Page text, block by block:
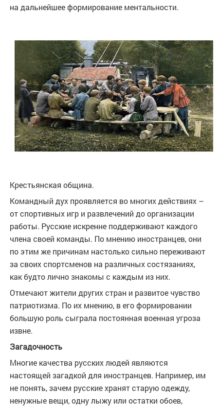
на дальнейшее формирование ментальности.
Крестьянская община.
Командный дух проявляется во многих действиях –
от спортивных игр и развлечений до организации
работы. Русские искренне поддерживают каждого
члена своей команды. По мнению иностранцев, они
по этим же причинам настолько сильно переживают
за своих спортсменов на различных состязаниях,
как будто лично знакомы с каждым из них.
Отмечают жители других стран и развитое чувство
патриотизма. По их мнению, в его формировании
большую роль сыграла постоянная военная угроза
извне.
Загадочность
Многие качества русских людей являются
настоящей загадкой для иностранцев. Например, им
не понять, зачем русские хранят старую одежду,
ненужные вещи, одну лыжу или остатки обоев,